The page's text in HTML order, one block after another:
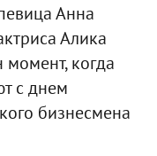
Анна
Алика
когда
с днем
бизнесмена